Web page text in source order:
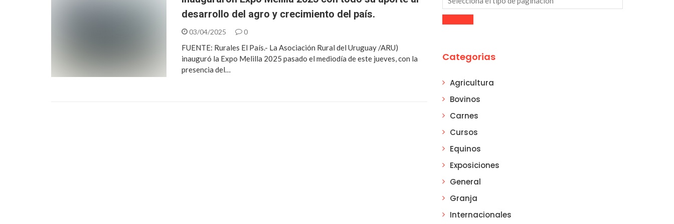
desarrollo del agro y crecimiento del país.
03/04/2025 0
FUENTE: Rurales El País.- La Asociación Rural del Uruguay /ARU)
inauguró la Expo Melilla 2025 pasado el mediodía de este jueves, con la
presencia del…
Categorias
Agricultura
Bovinos
Carnes
Cursos
Equinos
Exposiciones
General
Granja
Internacionales